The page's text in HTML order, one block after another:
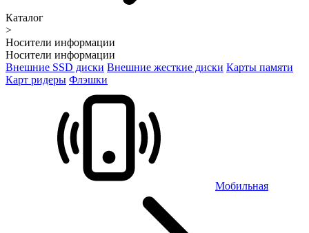
Каталог
>
Носители информации
Носители информации
Внешние SSD диски Внешние жесткие диски Карты памяти
Карт ридеры Флэшки
Мобильная